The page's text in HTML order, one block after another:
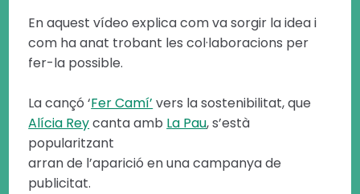
En aquest vídeo explica com va sorgir la idea i
com ha anat trobant les col·laboracions per
fer-la possible.
La cançó ‘Fer Camí’ vers la sostenibilitat, que
Alícia Reycanta amb La Pau, s’està
popularitzant
arran de l’aparició en una campanya de
publicitat.